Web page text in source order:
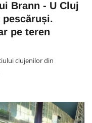
Brann - U Cluj
pescăruși.
pe teren
clujenilor din